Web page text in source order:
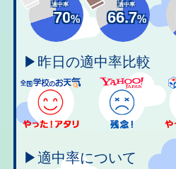
適中率
70%
適中率
66.7%
▶昨日の適中率比較
▶適中率について